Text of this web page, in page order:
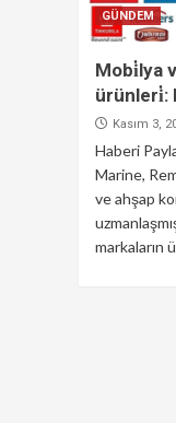
GÜNDEM
Mobi̇lya
ürünleri̇:
Kasım 3,
Haberi
Marine,
ve ahşap
markaların